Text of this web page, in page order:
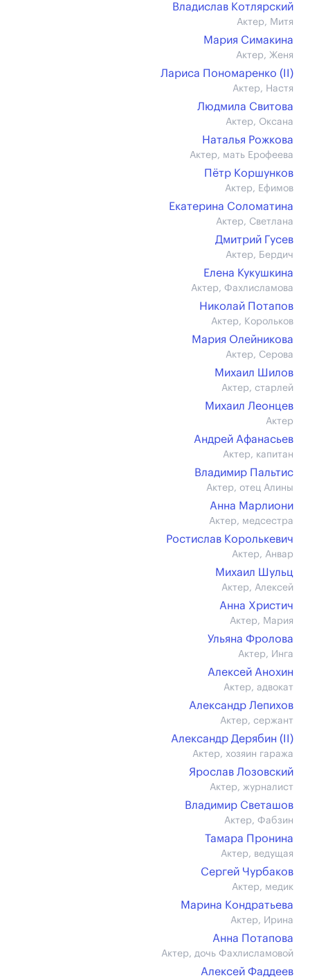
Владислав Котлярский
Актер, Митя
Мария Симакина
Актер, Женя
Лариса Пономаренко (II)
Актер, Настя
Людмила Свитова
Актер, Оксана
Наталья Рожкова
Актер, мать Ерофеева
Пётр Коршунков
Актер, Ефимов
Екатерина Соломатина
Актер, Светлана
Дмитрий Гусев
Актер, Бердич
Елена Кукушкина
Актер, Фахлисламова
Николай Потапов
Актер, Корольков
Мария Олейникова
Актер, Серова
Михаил Шилов
Актер, старлей
Михаил Леонцев
Актер
Андрей Афанасьев
Актер, капитан
Владимир Пальтис
Актер, отец Алины
Анна Марлиони
Актер, медсестра
Ростислав Королькевич
Актер, Анвар
Михаил Шульц
Актер, Алексей
Анна Христич
Актер, Мария
Ульяна Фролова
Актер, Инга
Алексей Анохин
Актер, адвокат
Александр Лепихов
Актер, сержант
Александр Дерябин (II)
Актер, хозяин гаража
Ярослав Лозовский
Актер, журналист
Владимир Светашов
Актер, Фабзин
Тамара Пронина
Актер, ведущая
Сергей Чурбаков
Актер, медик
Марина Кондратьева
Актер, Ирина
Анна Потапова
Актер, дочь Фахлисламовой
Алексей Фаддеев